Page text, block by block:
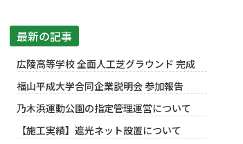
最新の記事
広陵高等学校 全面人工芝グラウンド 完成
福山平成大学合同企業説明会 参加報告
乃木浜運動公園の指定管理運営について
【施工実績】遮光ネット設置について